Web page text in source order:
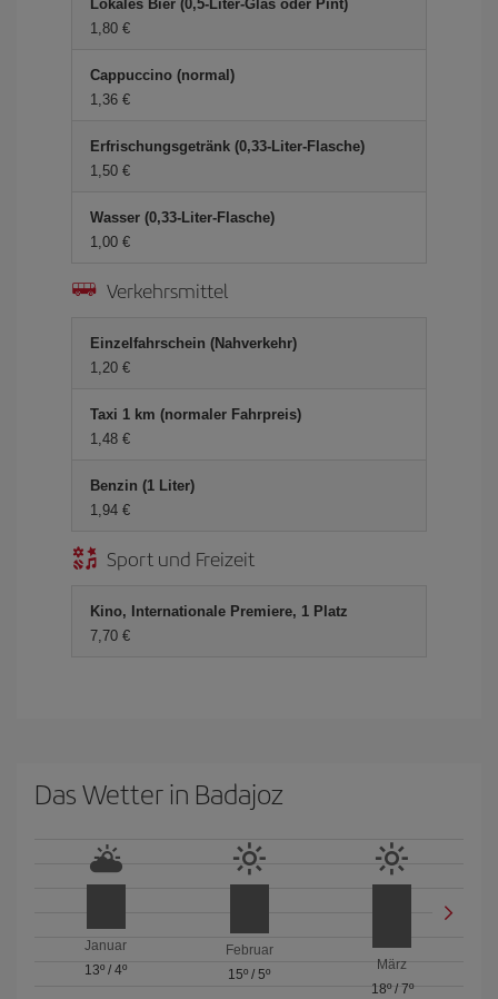
Lokales Bier (0,5-Liter-Glas oder Pint)
1,80 €
Cappuccino (normal)
1,36 €
Erfrischungsgetränk (0,33-Liter-Flasche)
1,50 €
Wasser (0,33-Liter-Flasche)
1,00 €
Verkehrsmittel
Einzelfahrschein (Nahverkehr)
1,20 €
Taxi 1 km (normaler Fahrpreis)
1,48 €
Benzin (1 Liter)
1,94 €
Sport und Freizeit
Kino, Internationale Premiere, 1 Platz
7,70 €
Das Wetter in Badajoz
Januar
13º /4º
Februar
15º / 5º
März
18º/ 7º